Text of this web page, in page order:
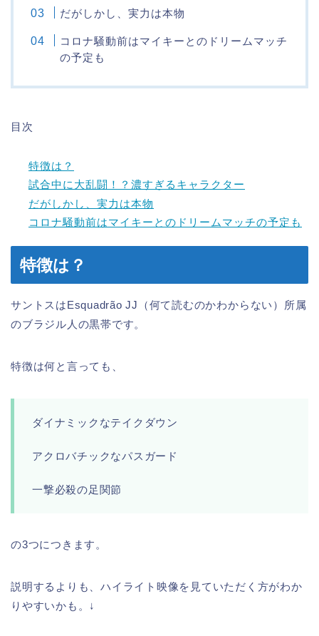
だがしかし、実力は本物
コロナ騒動前はマイキーとのドリームマッチ
の予定も
目次
特徴は？
試合中に大乱闘！？濃すぎるキャラクター
だがしかし、実力は本物
コロナ騒動前はマイキーとのドリームマッチの予定も
特徴は？
サントスはEsquadrão JJ（何て読むのかわからない）所属
のブラジル人の黒帯です。
特徴は何と言っても、
ダイナミックなテイクダウン
アクロバチックなパスガード
一撃必殺の足関節
の3つにつきます。
説明するよりも、ハイライト映像を見ていただく方がわか
りやすいかも。↓